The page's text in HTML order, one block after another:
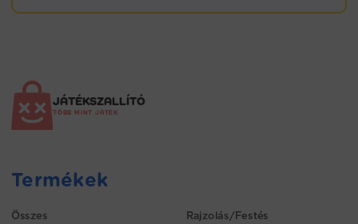
JÁTÉKSZALLÍTÓ
TÖBB MINT JÁTÉK
Termékek
Összes
Rajzolás/Festés